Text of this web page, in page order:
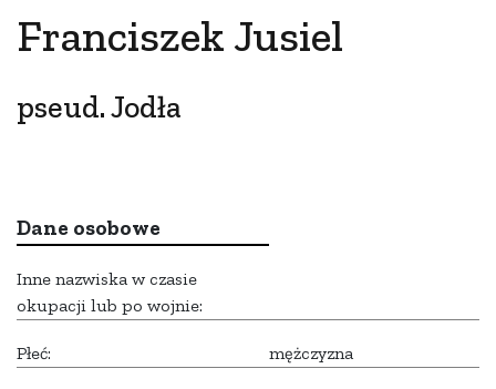
Franciszek Jusiel
pseud. Jodła
Dane osobowe
Inne nazwiska w czasie
okupacji lub po wojnie:
Płeć: mężczyzna